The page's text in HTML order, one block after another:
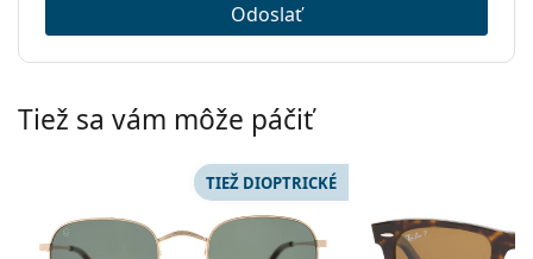
Odoslať
Tiež sa vám môže páčiť
TIEŽ DIOPTRICKÉ